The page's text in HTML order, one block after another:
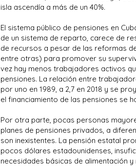
isla ascendía a más de un 40%.
El sistema público de pensiones en
de un sistema de reparto, carece de
de recursos a pesar de las reformas
entre otras) para promover su
vez hay menos trabajadores activos
pensiones. La relación entre
por uno en 1989, a 2,7 en 2018 y se
el financiamiento de las pensiones se
Por otra parte, pocas personas
planes de pensiones privados, a
son inexistentes. La pensión estatal
pocos dólares estadounidenses,
necesidades básicas de alimentación